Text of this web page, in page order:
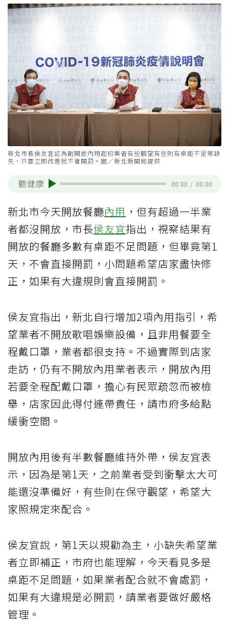
新北市長侯友宜認為剛開放內用起初業者有些觀望有些則有桌距不足等缺
失，只要立即改善就不會開罰。圖／新北新聞局提供
聽健康 00:00 / 00:00
新北市今天開放餐廳內用 ，但有超過一半業
者都沒開放，市長侯友宜指出，視察結果有
開放的餐廳多數有桌距不足問題，但畢竟第1
天，不會直接開罰，小問題希望店家盡快修
正，如果有大違規則會直接開罰。
侯友宜指出，新北自行增加2項內用指引，希
望業者不開放歌唱娛樂設備，且非用餐要全
程戴口罩，業者都很支持。不過實際到店家
走訪，仍有不開放內用業者表示，開放內用
若要全程配戴口罩，擔心有民眾疏忽而被檢
舉，店家因此得付連帶責任，請市府多給點
緩衝空間。
開放內用後有半數餐廳維持外帶，侯友宜表
示，因為是第1天，之前業者受到衝擊太大可
能還沒準備好，有些則在保守觀望，希望大
家照規定來配合。
侯友宜說，第1天以規勸為主，小缺失希望業
者立即補正，市府也能理解，今天看見多是
桌距不足問題，如果業者配合就不會處罰，
如果有大違規是必開罰，請業者要做好嚴格
管理。